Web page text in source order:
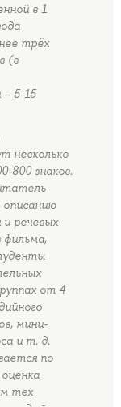
в 1
трёх
(в
5-15
несколько
800 знаков.
речевых
фильма,
от 4
мини-
и т. д.
по
тех